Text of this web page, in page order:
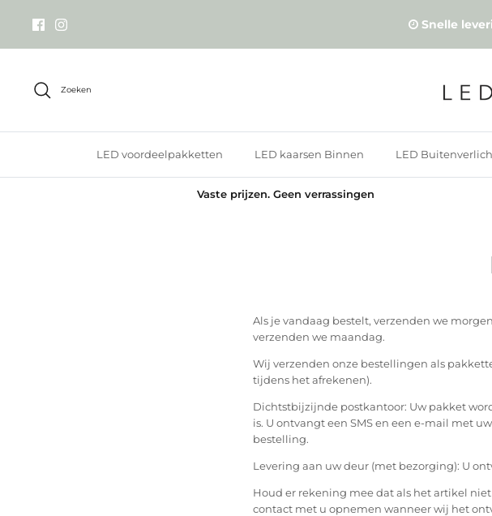
Snelle
Zoeken
LED voordeelpakketten LED kaarsen Binnen LED
Vaste prijzen. Geen verrassingen
Als je vandaag bestelt, verzenden we
verzenden we maandag.
Wij verzenden onze bestellingen als
tijdens het afrekenen).
Dichtstbijzijnde postkantoor: Uw pakket
is. U ontvangt een SMS en een e-mail met
bestelling.
Levering aan uw deur (met bezorging): U
Houd er rekening mee dat als het artikel
contact met u opnemen wanneer wij het